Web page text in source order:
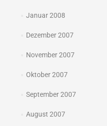
Januar 2008
Dezember 2007
November 2007
Oktober 2007
September 2007
August 2007